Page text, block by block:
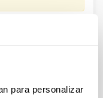
para personalizar
y renovación de
en la
provisional de
Relación